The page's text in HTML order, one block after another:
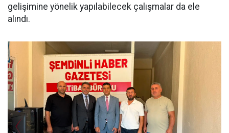
gelişimine yönelik yapılabilecek çalışmalar da ele
alındı.